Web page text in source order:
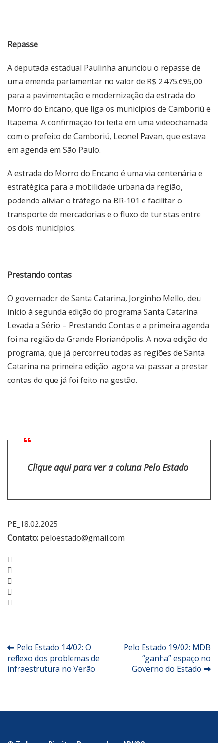
Repasse
A deputada estadual Paulinha anunciou o repasse de
uma emenda parlamentar no valor de R$ 2.475.695,00
para a pavimentação e modernização da estrada do
Morro do Encano, que liga os municípios de Camboriú e
Itapema. A confirmação foi feita em uma videochamada
com o prefeito de Camboriú, Leonel Pavan, que estava
em agenda em São Paulo.
A estrada do Morro do Encano é uma via centenária e
estratégica para a mobilidade urbana da região,
podendo aliviar o tráfego na BR-101 e facilitar o
transporte de mercadorias e o fluxo de turistas entre
os dois municípios.
Prestando contas
O governador de Santa Catarina, Jorginho Mello, deu
início à segunda edição do programa Santa Catarina
Levada a Sério – Prestando Contas e a primeira agenda
foi na região da Grande Florianópolis. A nova edição do
programa, que já percorreu todas as regiões de Santa
Catarina na primeira edição, agora vai passar a prestar
contas do que já foi feito na gestão.
Clique aqui para ver a coluna Pelo Estado
PE_18.02.2025
Contato: peloestado@gmail.com
Navegação
de
Pelo Estado 14/02: O
reflexo dos problemas de
infraestrutura no Verão
Pelo Estado 19/02: MDB
“ganha” espaço no
Governo do Estado